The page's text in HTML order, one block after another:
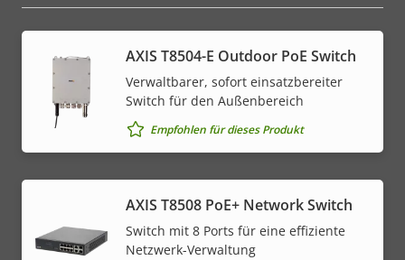
AXIS T8504-E Outdoor PoE Switch
Verwaltbarer, sofort einsatzbereiter
Switch für den Außenbereich
Empfohlen für dieses Produkt
AXIS T8508 PoE+ Network Switch
Switch mit 8 Ports für eine effiziente
Netzwerk-Verwaltung